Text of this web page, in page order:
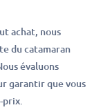
achat, nous
du catamaran
évaluons
garantir que vous
prix.